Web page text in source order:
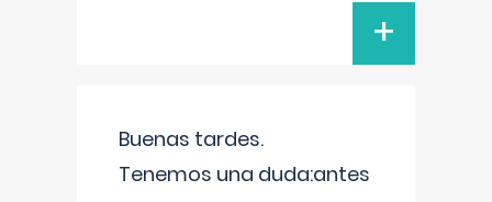
+
Buenas tardes.
Tenemos una duda:antes